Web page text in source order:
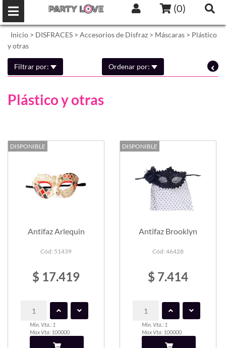
(0)
Inicio > DISFRACES > Accesorios de Disfraz > Máscaras > Plástico
y otras
Filtrar por: Ordenar por:
Plástico y otras
DISPONIBLE
Antifaz Arlequin
Cód: 51439
$ 17.419
Min. Vta.: 1
Max Vta: 100000
DISPONIBLE
Antifaz Brooklyn
Cód: 46428
$ 7.414
Min. Vta.: 1
Max Vta: 100000